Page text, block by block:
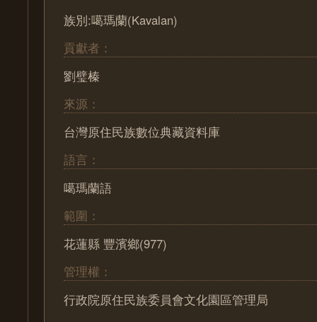
族別:噶瑪蘭(Kavalan)
貢獻者：
劉璧榛
來源：
台灣原住民族數位典藏資料庫
語言：
噶瑪蘭語
範圍：
花蓮縣 豐濱鄉(977)
管理權：
行政院原住民族委員會文化園區管理局